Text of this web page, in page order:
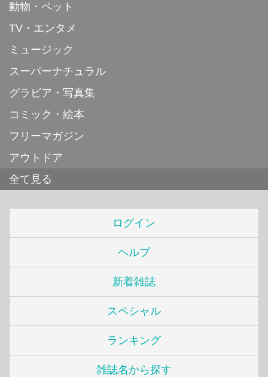
動物・ペット
TV・エンタメ
ミュージック
スーパーナチュラル
グラビア・写真集
コミック・絵本
フリーマガジン
アウトドア
全て見る
ログイン
ヘルプ
新着雑誌
スペシャル
ランキング
雑誌名から探す